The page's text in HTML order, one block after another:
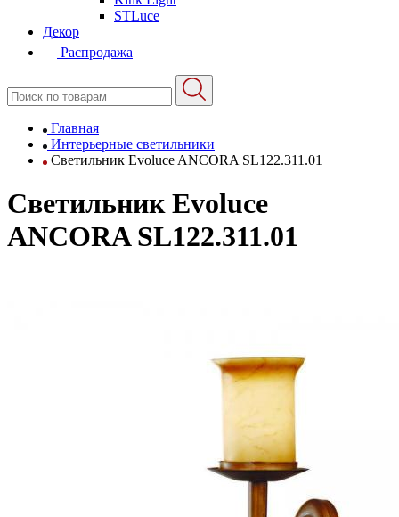
STLuce
Декор
Распродажа
Главная
Интерьерные светильники
Светильник Evoluce ANCORA SL122.311.01
Светильник Evoluce
ANCORA SL122.311.01